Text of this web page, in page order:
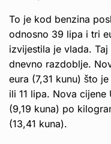
To je kod benzina
odnosno 39 lipa i tri
izvijestila je vlada.
dnevno razdoblje.
eura (7,31 kunu) što
ili 11 lipa. Nova cijene
(9,19 kuna) po
(13,41 kuna).